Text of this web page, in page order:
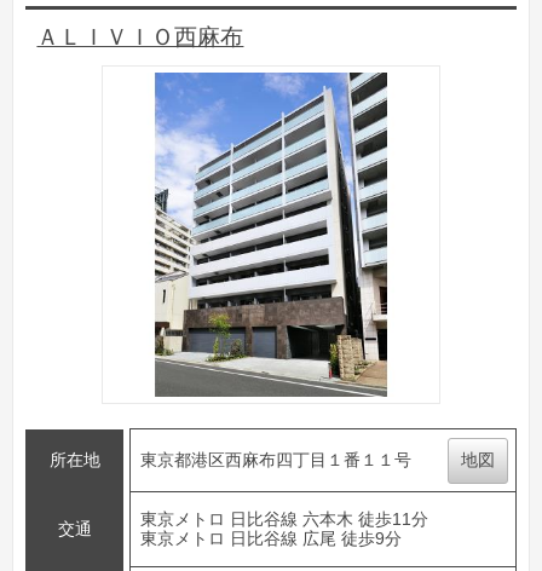
ＡＬＩＶＩＯ西麻布
所在地 東京都港区西麻布四丁目１番１１号 地図
交通
東京メトロ 日比谷線 六本木 徒歩11分
東京メトロ 日比谷線 広尾 徒歩9分